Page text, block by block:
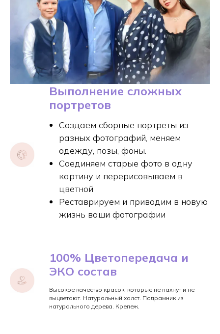
Выполнение сложных
портретов
Создаем сборные портреты из
разных фотографий, меняем
одежду, позы, фоны.
Соединяем старые фото в одну
картину и перерисовываем в
цветной
Реставрируем и приводим в новую
жизнь ваши фотографии
100% Цветопередача и
ЭКО состав
Высокое качество красок, которые не пахнут и не
выцветают. Натуральный холст. Подрамник из
натурального дерева. Крепеж.